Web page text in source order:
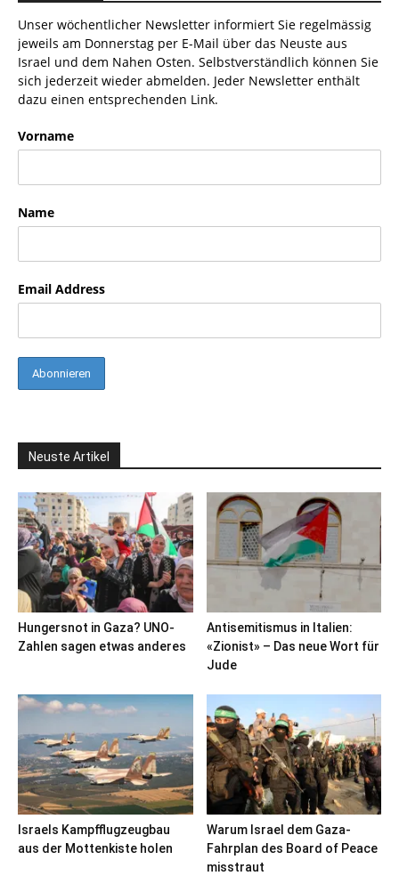
Unser wöchentlicher Newsletter informiert Sie regelmässig
jeweils am Donnerstag per E-Mail über das Neuste aus
Israel und dem Nahen Osten. Selbstverständlich können Sie
sich jederzeit wieder abmelden. Jeder Newsletter enthält
dazu einen entsprechenden Link.
Vorname
Name
Email Address
Neuste Artikel
Hungersnot in Gaza? UNO-
Zahlen sagen etwas anderes
Antisemitismus in Italien:
«Zionist» – Das neue Wort für
Jude
Israels Kampfflugzeugbau
aus der Mottenkiste holen
Warum Israel dem Gaza-
Fahrplan des Board of Peace
misstraut